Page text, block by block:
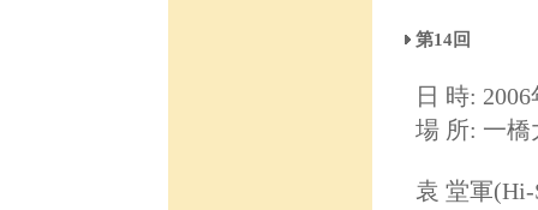
第14回
日 時:
場 所: 一橋
袁 堂軍(Hi-